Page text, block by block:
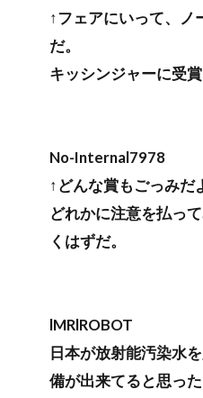
↑フェアにいって、ノ
だ。
キッシンジャーに受
No-Internal7978
↑どんな賞もごっみだ
どれかに注意を払っ
くはずだ。
lMRlROBOT
日本が放射能汚染水
備が出来てると思った